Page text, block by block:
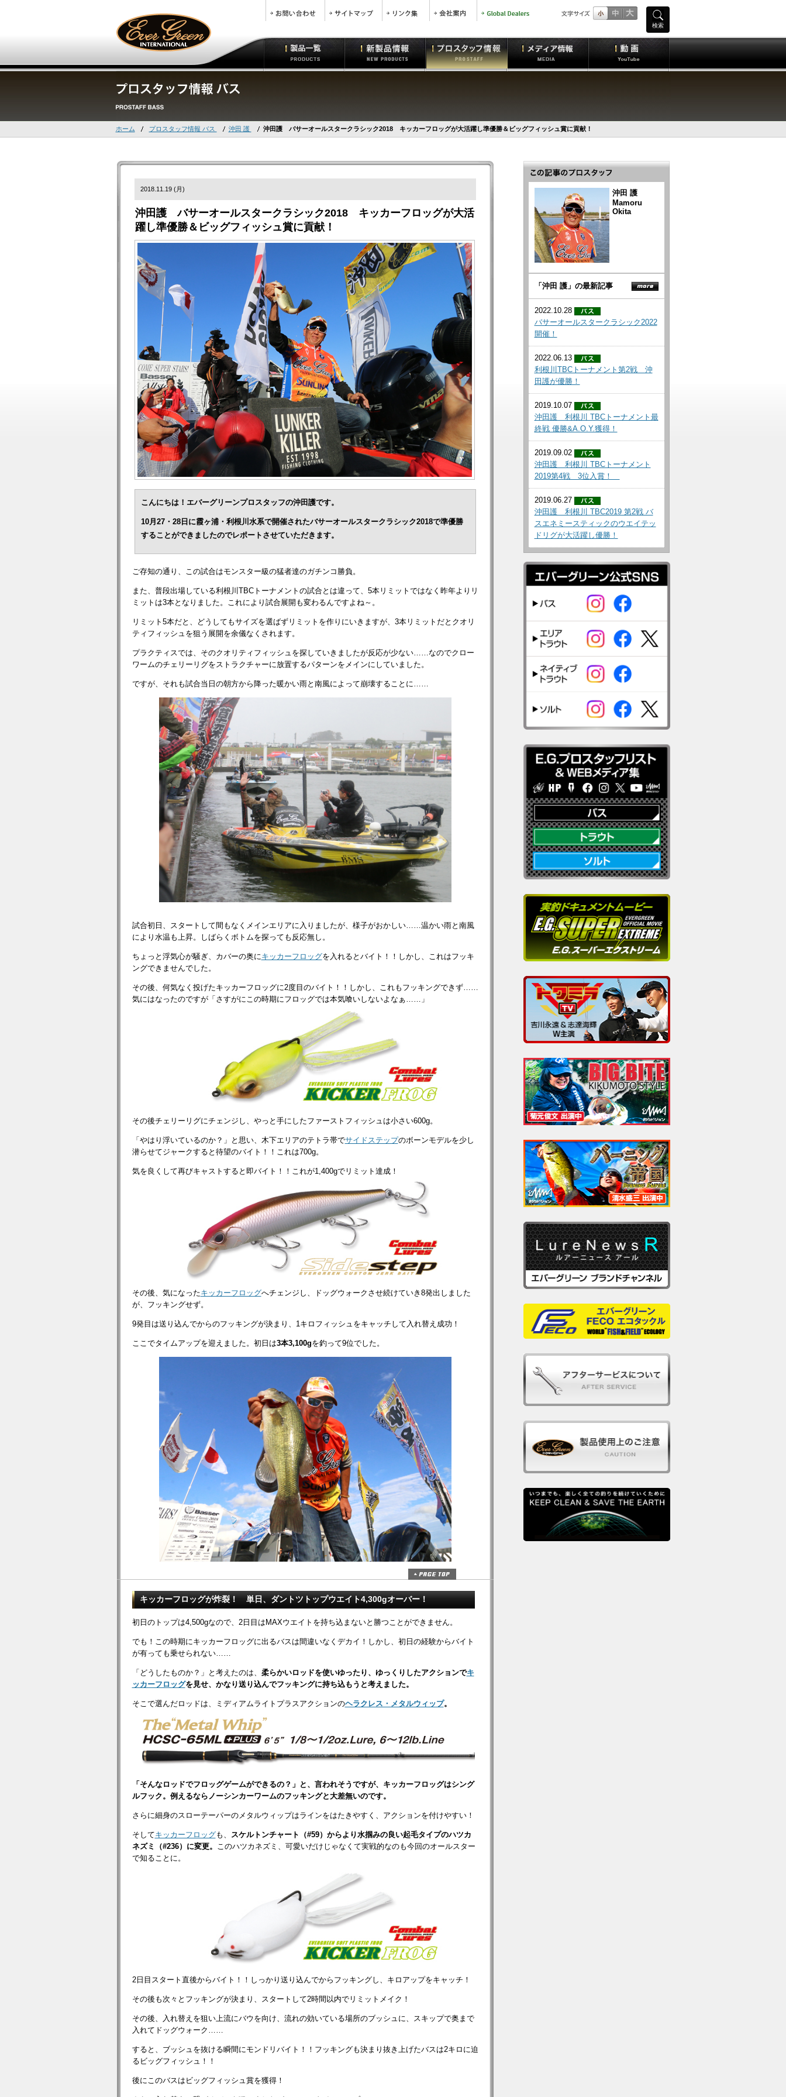
検索
ホーム プロスタッフ情報 バス 沖田 護 沖田護 バサーオールスタークラシック2018 キッカーフロッグが大活躍し準優勝＆ビッグフィッシュ賞に貢献！
2018.11.19 (月)
沖田護 バサーオールスタークラシック2018 キッカーフロッグが大活
躍し準優勝＆ビッグフィッシュ賞に貢献！
こんにちは！エバーグリーンプロスタッフの沖田護です。
10月27・28日に霞ヶ浦・利根川水系で開催されたバサーオールスタークラシック2018で準優勝
することができましたのでレポートさせていただきます。
ご存知の通り、この試合はモンスター級の猛者達のガチンコ勝負。
また、普段出場している利根川TBCトーナメントの試合とは違って、5本リミットではなく昨年よりリ
ミットは3本となりました。これにより試合展開も変わるんですよね～。
リミット5本だと、どうしてもサイズを選ばずリミットを作りにいきますが、3本リミットだとクオリ
ティフィッシュを狙う展開を余儀なくされます。
プラクティスでは、そのクオリティフィッシュを探していきましたが反応が少ない……なのでクロー
ワームのチェリーリグをストラクチャーに放置するパターンをメインにしていました。
ですが、それも試合当日の朝方から降った暖かい雨と南風によって崩壊することに……
試合初日、スタートして間もなくメインエリアに入りましたが、様子がおかしい……温かい雨と南風
により水温も上昇。しばらくボトムを探っても反応無し。
ちょっと浮気心が騒ぎ、カバーの奥にキッカーフロッグを入れるとバイト！！しかし、これはフッキ
ングできませんでした。
その後、何気なく投げたキッカーフロッグに2度目のバイト！！しかし、これもフッキングできず……
気にはなったのですが「さすがにこの時期にフロッグでは本気喰いしないよなぁ……」
その後チェリーリグにチェンジし、やっと手にしたファーストフィッシュは小さい600g。
「やはり浮いているのか？」と思い、木下エリアのテトラ帯でサイドステップのボーンモデルを少し
潜らせてジャークすると待望のバイト！！これは700g。
気を良くして再びキャストすると即バイト！！これが1,400gでリミット達成！
その後、気になったキッカーフロッグへチェンジし、ドッグウォークさせ続けていき8発出しました
が、フッキングせず。
9発目は送り込んでからのフッキングが決まり、1キロフィッシュをキャッチして入れ替え成功！
ここでタイムアップを迎えました。初日は3本3,100gを釣って9位でした。
キッカーフロッグが炸裂！ 単日、ダントツトップウエイト4,300gオーバー！
初日のトップは4,500gなので、2日目はMAXウエイトを持ち込まないと勝つことができません。
でも！この時期にキッカーフロッグに出るバスは間違いなくデカイ！しかし、初日の経験からバイト
が有っても乗せられない……
「どうしたものか？」と考えたのは、 柔らかいロッドを使いゆったり、ゆっくりしたアクションでキ
ッカーフロッグを見せ、かなり送り込んでフッキングに持ち込もうと考えました。
そこで選んだロッドは、ミディアムライトプラスアクションのヘラクレス・メタルウィップ。
「そんなロッドでフロッグゲームができるの？」と、言われそうですが、キッカーフロッグはシング
ルフック。例えるならノーシンカーワームのフッキングと大差無いのです。
さらに細身のスローテーパーのメタルウィップはラインをはたきやすく、アクションを付けやすい！
そしてキッカーフロッグも、 スケルトンチャート（#59）からより水掴みの良い起毛タイプのハツカ
ネズミ（#236）に変更。 このハツカネズミ、可愛いだけじゃなくて実戦的なのも今回のオールスター
で知ることに。
2日目スタート直後からバイト！！しっかり送り込んでからフッキングし、キロアップをキャッチ！
その後も次々とフッキングが決まり、スタートして2時間以内でリミットメイク！
その後、入れ替えを狙い上流にバウを向け、流れの効いている場所のブッシュに、スキップで奥まで
入れてドッグウォーク……
すると、ブッシュを抜ける瞬間にモンドリバイト！！フッキングも決まり抜き上げたバスは2キロに迫
るビッグフィッシュ！！
後にこのバスはビッグフィッシュ賞を獲得！
沖田 護
Mamoru
Okita
「沖田 護」の最新記事
2022.10.28
バサーオールスタークラシック2022
開催！
2022.06.13
利根川TBCトーナメント第2戦 沖
田護が優勝！
2019.10.07
沖田護 利根川 TBCトーナメント最
終戦 優勝&A.O.Y.獲得！
2019.09.02
沖田護 利根川 TBCトーナメント
2019第4戦 3位入賞！
2019.06.27
沖田護 利根川 TBC2019 第2戦 バ
スエネミースティックのウエイテッ
ドリグが大活躍し優勝！